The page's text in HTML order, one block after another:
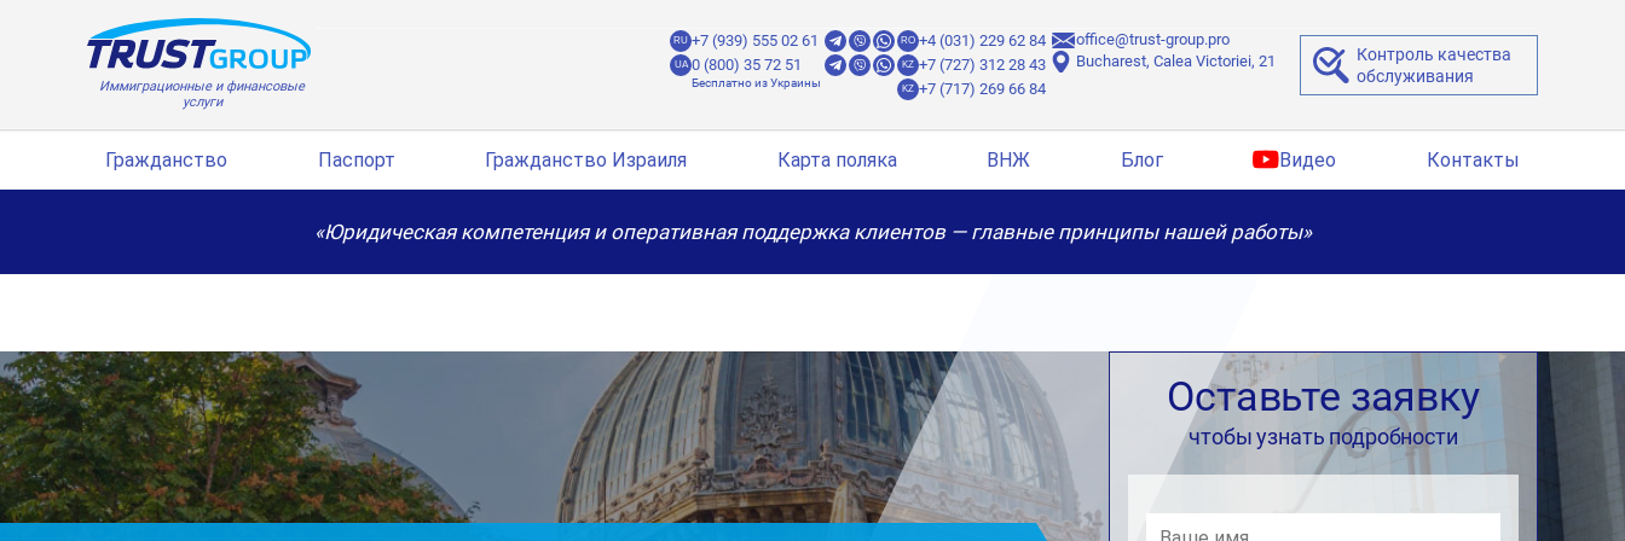
Иммиграционные и финансовые
услуги
RU +7 (939) 555 02 61
UA 0 (800) 35 72 51
RO +4 (031) 229 62 84
KZ +7 (727) 312 28 43
KZ +7 (717) 269 66 84
office@trust-group.pro
Bucharest, Calea Victoriei, 21
Контроль качества
обслуживания
Гражданство Паспорт Гражданство Израиля Карта поляка ВНЖ Блог Видео Контакты
«Юридическая компетенция и оперативная поддержка клиентов — главные принципы нашей работы»
Оставьте заявку
чтобы узнать подробности